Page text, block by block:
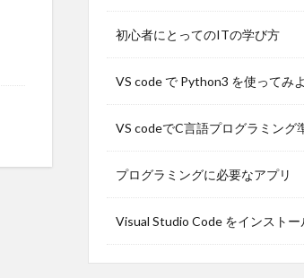
初心者にとってのITの学び方
VS code で Python3 を使ってみ
VS codeでC言語プログラミング
プログラミングに必要なアプリ
Visual Studio Code をインストー